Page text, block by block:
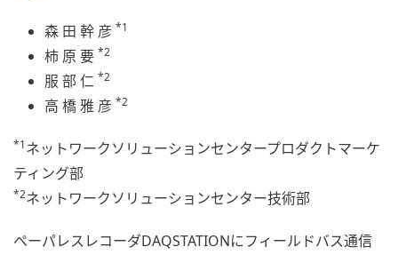
森 田 幹 彦 *1
柿 原 要 *2
服 部 仁 *2
高 橋 雅 彦 *2
*1ネットワークソリューションセンタープロダクトマーケ
ティング部
*2ネットワークソリューションセンター技術部
ペーパレスレコーダDAQSTATIONにフィールドバス通信